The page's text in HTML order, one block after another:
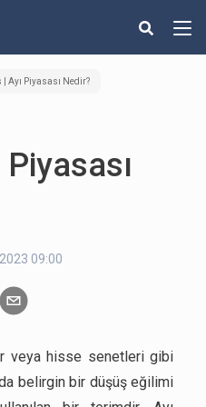
| Ayı Piyasası Nedir?
09:00
veya hisse senetleri gibi
belirgin bir düşüş eğilimi